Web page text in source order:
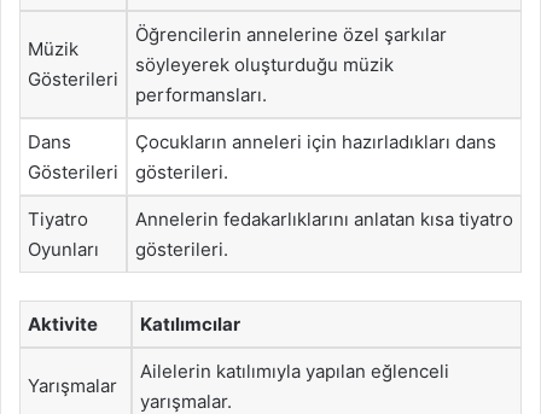
Müzik
Gösterileri
Öğrencilerin annelerine özel şarkılar
söyleyerek oluşturduğu müzik
performansları.
Dans
Gösterileri
Çocukların anneleri için hazırladıkları dans
gösterileri.
Tiyatro
Oyunları
Annelerin fedakarlıklarını anlatan kısa tiyatro
gösterileri.
Aktivite Katılımcılar
Yarışmalar
Ailelerin katılımıyla yapılan eğlenceli
yarışmalar.